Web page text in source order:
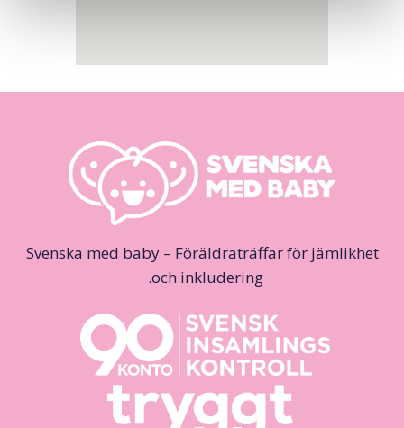
Svenska med baby – Föräldraträffar för jämlikhet
och inkludering.